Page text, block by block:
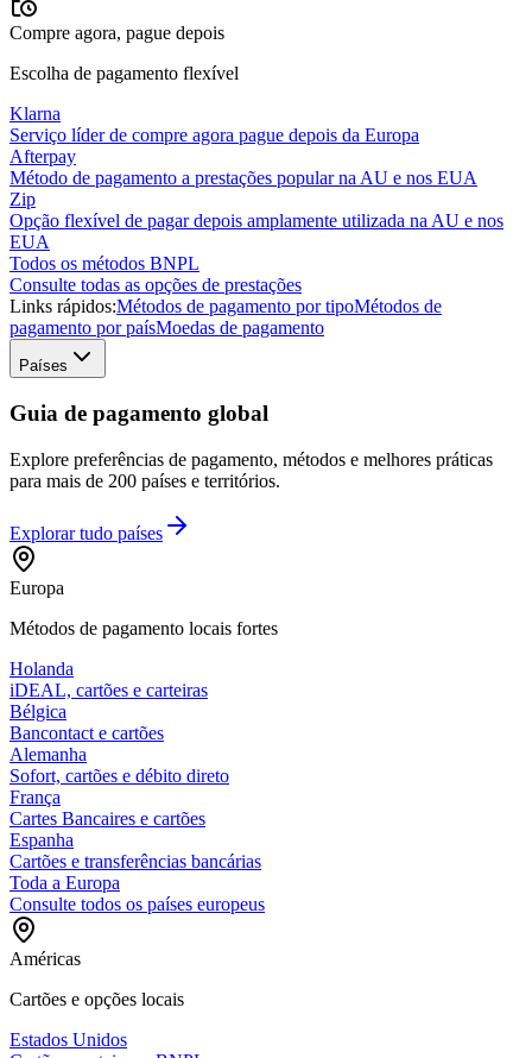
Compre agora, pague depois
Escolha de pagamento flexível
Klarna
Serviço líder de compre agora pague depois da Europa
Afterpay
Método de pagamento a prestações popular na AU e nos EUA
Zip
Opção flexível de pagar depois amplamente utilizada na AU e nos
EUA
Todos os métodos BNPL
Consulte todas as opções de prestações
Links rápidos:Métodos de pagamento por tipoMétodos de
pagamento por paísMoedas de pagamento
Países
Guia de pagamento global
Explore preferências de pagamento, métodos e melhores práticas
para mais de 200 países e territórios.
Explorar tudo países
Europa
Métodos de pagamento locais fortes
Holanda
iDEAL, cartões e carteiras
Bélgica
Bancontact e cartões
Alemanha
Sofort, cartões e débito direto
França
Cartes Bancaires e cartões
Espanha
Cartões e transferências bancárias
Toda a Europa
Consulte todos os países europeus
Américas
Cartões e opções locais
Estados Unidos